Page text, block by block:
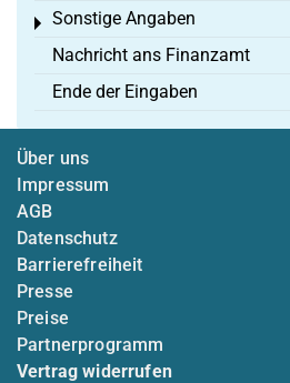
Sonstige Angaben
Toggle menu
Nachricht ans Finanzamt
Ende der Eingaben
Über uns
Impressum
AGB
Datenschutz
Barrierefreiheit
Presse
Preise
Partnerprogramm
Vertrag widerrufen